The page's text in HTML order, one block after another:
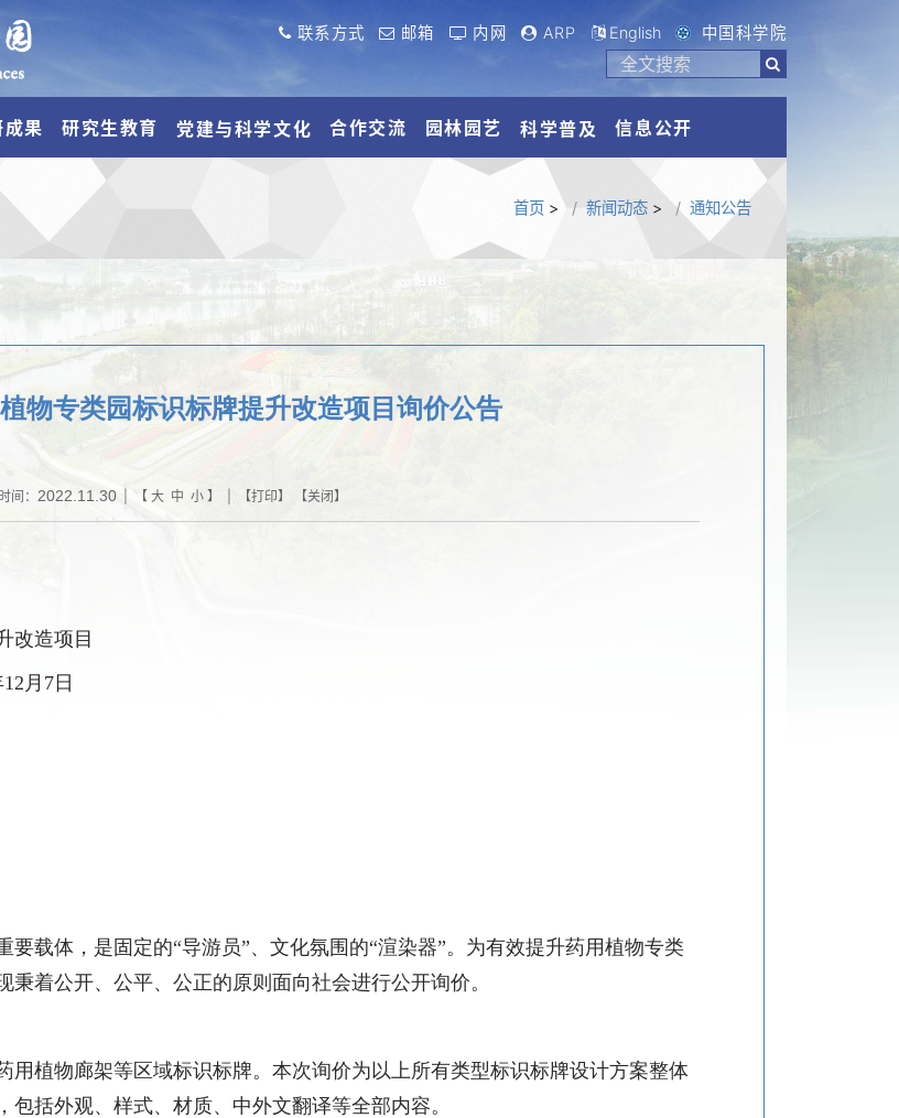
联系方式 邮箱 内网 ARP English 中国科学院
成果 研究生教育 党建与科学文化 合作交流 园林园艺 科学普及 信息公开
首页> 新闻动态> 通知公告
物专类园标识标牌提升改造项目询价公告
间： 2022.11.30| 【 大 中 小】 | 【打印】 【关闭】
改造项目
12 月 7日
载体，是固定的“导游员”、文化氛围的“渲染器”。为有效提升药用植物专类
着公开、公平、公正的原则面向社会进行公开询价。
用植物廊架等区域标识标牌。本次询价为以上所有类型标识标牌设计方案整体
括外观、样式、材质、中外文翻译等全部内容。